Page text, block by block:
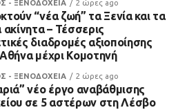
- ΞΕΝΟΔΟΧΕΙΑ 2 ώρες ago
“νέα ζωή” τα Ξενία και τα
ακίνητα – Τέσσερις
διαδρομές αξιοποίησης
μέχρι Κομοτηνή
- ΞΕΝΟΔΟΧΕΙΑ 2 ώρες ago
νέο έργο αναβάθμισης
σε 5 αστέρων στη Λέσβο